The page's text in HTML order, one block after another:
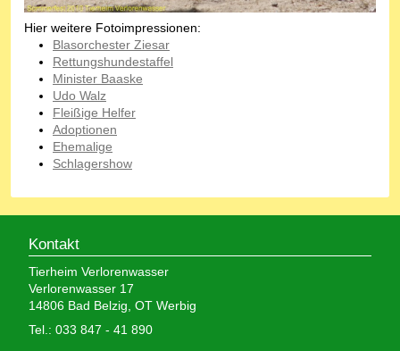
Hier weitere Fotoimpressionen:
Blasorchester Ziesar
Rettungshundestaffel
Minister Baaske
Udo Walz
Fleißige Helfer
Adoptionen
Ehemalige
Schlagershow
Kontakt
Tierheim Verlorenwasser
Verlorenwasser 17
14806 Bad Belzig, OT Werbig
Tel.: 033 847 - 41 890